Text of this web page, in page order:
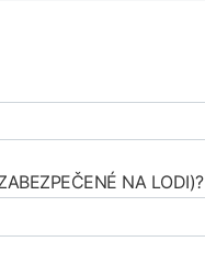
NA LODI)?